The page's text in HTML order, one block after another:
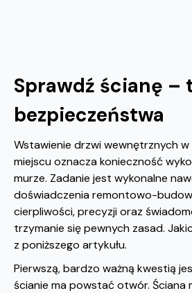
Sprawdź ścianę –
bezpieczeństwa
Wstawienie drzwi wewnętrznych w
miejscu oznacza konieczność
murze. Zadanie jest wykonalne
doświadczenia remontowo-
cierpliwości, precyzji oraz
trzymanie się pewnych zasad.
z poniższego artykułu.
Pierwszą, bardzo ważną kwestią
ścianie ma powstać otwór. Ściana